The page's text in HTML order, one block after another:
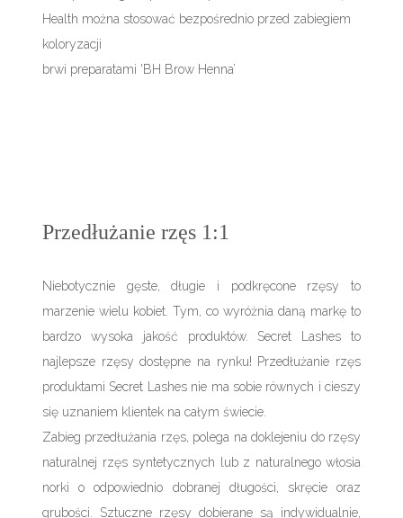
Health można stosować bezpośrednio przed zabiegiem
koloryzacji
brwi preparatami 'BH Brow Henna’
Przedłużanie rzęs 1:1
Niebotycznie gęste, długie i podkręcone rzęsy to
marzenie wielu kobiet. Tym, co wyróżnia daną markę to
bardzo wysoka jakość produktów. Secret Lashes to
najlepsze rzęsy dostępne na rynku! Przedłużanie rzęs
produktami Secret Lashes nie ma sobie równych i cieszy
się uznaniem klientek na całym świecie.
Zabieg przedłużania rzęs, polega na doklejeniu do rzęsy
naturalnej rzęs syntetycznych lub z naturalnego włosia
norki o odpowiednio dobranej długości, skręcie oraz
grubości. Sztuczne rzęsy dobierane są indywidualnie,